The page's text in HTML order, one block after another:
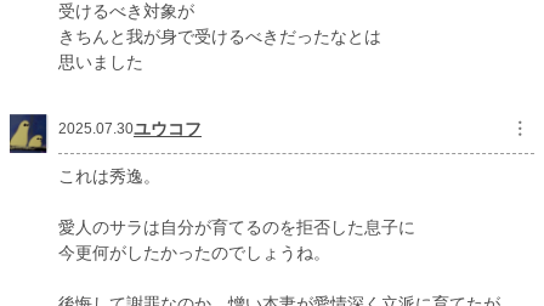
受けるべき対象が
きちんと我が身で受けるべきだったなとは
思いました
2025.07.30ユウコフ ︙
これは秀逸。
愛人のサラは自分が育てるのを拒否した息子に
今更何がしたかったのでしょうね。